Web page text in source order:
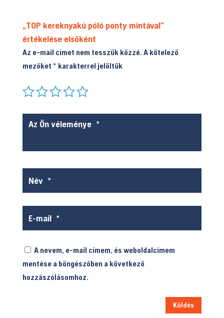
„TOP kereknyakú póló ponty mintával”
értékelése elsőként
Az e-mail címet nem tesszük közzé. A kötelező
mezőket * karakterrel jelöltük
A nevem, e-mail címem, és weboldalcímem
mentése a böngészőben a következő
hozzászólásomhoz.
Küldés